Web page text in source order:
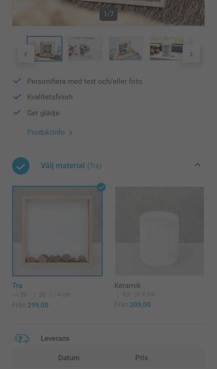
1/7
Personifiera med text och/eller foto
Kvalitetsfinish
Ger glädje
Produktinfo
Välj material (Tra)
Tra
20 20 4 cm
Från 299,00
Keramik
9,5 8 cm
Från 209,00
Leverans
Datum Pris